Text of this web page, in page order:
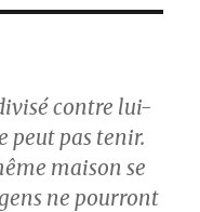
contre lui-
peut pas tenir.
maison se
ne pourront